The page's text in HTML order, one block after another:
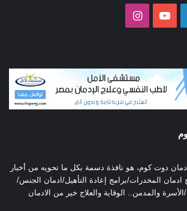
لينكدإن ‫YouTube
دوت كوم، هو نافذة دسمة بكل ما تحويه من أخبار
ادمان المخدرات/برامج إعادة التأهيل/ادمان الجنس/
الأسرة والمدمن.. الوقاية والعلاج خير من الادمان